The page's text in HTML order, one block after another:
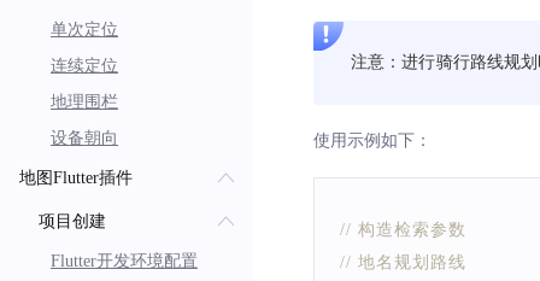
单次定位
连续定位
地理围栏
设备朝向
地图Flutter插件
项目创建
Flutter开发环境配置
注意：进行骑行路线规
使用示例如下：
// 构造检索参数
// 地名规划路线